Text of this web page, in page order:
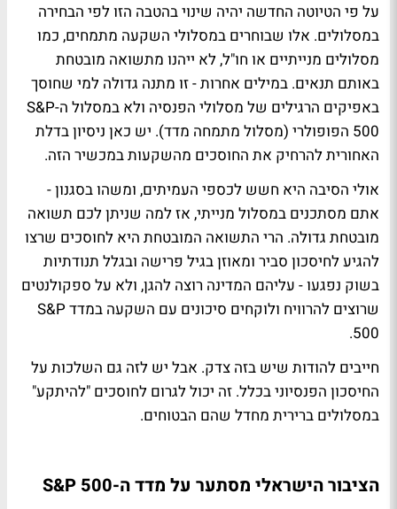
על פי הטיוטה החדשה יהיה שינוי בהטבה הזו לפי הבחירה
במסלולים. אלו שבוחרים במסלולי השקעה מתמחים, כמו
מסלולים מנייתיים או חו"ל, לא ייהנו מתשואה מובטחת
באותם תנאים. במילים אחרות - זו מתנה גדולה למי שחוסך
באפיקים הרגילים של מסלולי הפנסיה ולא במסלול ה-S&P
500 הפופולרי (מסלול מתמחה מדד). יש כאן ניסיון בדלת
האחורית להרחיק את החוסכים מהשקעות במכשיר הזה.
אולי הסיבה היא חשש לכספי העמיתים, ומשהו בסגנון -
אתם מסתכנים במסלול מנייתי, אז למה שניתן לכם תשואה
מובטחת גדולה. הרי התשואה המובטחת היא לחוסכים שרצו
להגיע לחיסכון סביר ומאוזן בגיל פרישה ובגלל תנודתיות
בשוק נפגעו - עליהם המדינה רוצה להגן, ולא על ספקולנטים
שרוצים להרוויח ולוקחים סיכונים עם השקעה במדד S&P
500.
חייבים להודות שיש בזה צדק. אבל יש לזה גם השלכות על
החיסכון הפנסיוני בכלל. זה יכול לגרום לחוסכים "להיתקע"
במסלולים ברירית מחדל שהם הבטוחים.
הציבור הישראלי מסתער על מדד ה-S&P 500